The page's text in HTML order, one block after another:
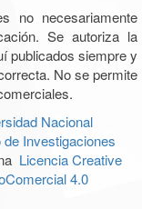
no necesariamente
Se autoriza la
publicados siempre y
No se permite
Nacional
Investigaciones
Licencia Creative
4.0